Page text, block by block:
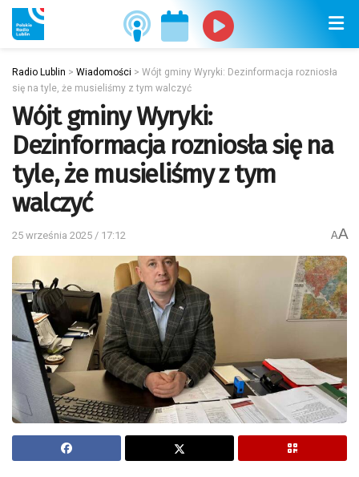
Radio Lublin > Wiadomości > Wójt gminy Wyryki: Dezinformacja rozniosła
się na tyle, że musieliśmy z tym walczyć
Wójt gminy Wyryki:
Dezinformacja rozniosła się na
tyle, że musieliśmy z tym
walczyć
25 września 2025 / 17:12 AA